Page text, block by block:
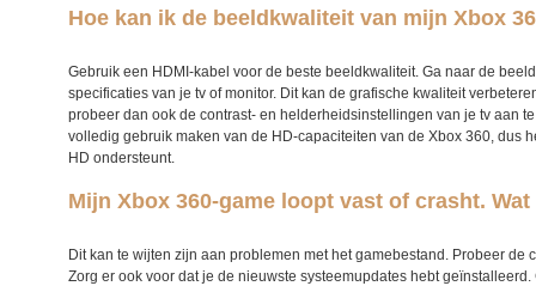
Hoe kan ik de beeldkwaliteit van mijn Xbox
Gebruik een HDMI-kabel voor de beste beeldkwaliteit. Ga naar de
specificaties van je tv of monitor. Dit kan de grafische kwaliteit
probeer dan ook de contrast- en helderheidsinstellingen van je tv aan
volledig gebruik maken van de HD-capaciteiten van de Xbox 360, dus
HD ondersteunt.
Mijn Xbox 360-game loopt vast of crasht.
Dit kan te wijten zijn aan problemen met het gamebestand. Probeer
Zorg er ook voor dat je de nieuwste systeemupdates hebt geïnstalleerd.